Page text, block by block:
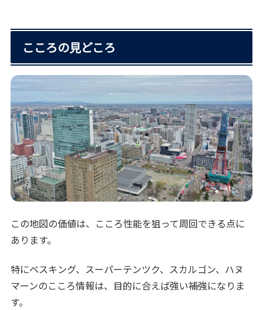
こころの見どころ
この地図の価値は、こころ性能を狙って周回できる点に
あります。
特にベスキング、スーパーテンツク、スカルゴン、ハヌ
マーンのこころ情報は、目的に合えば強い補強になりま
す。